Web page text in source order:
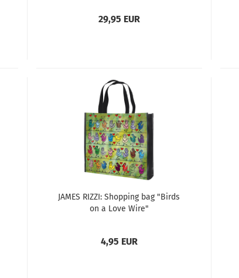
29,95 EUR
JAMES RIZZI: Shopping bag "Birds
on a Love Wire"
4,95 EUR